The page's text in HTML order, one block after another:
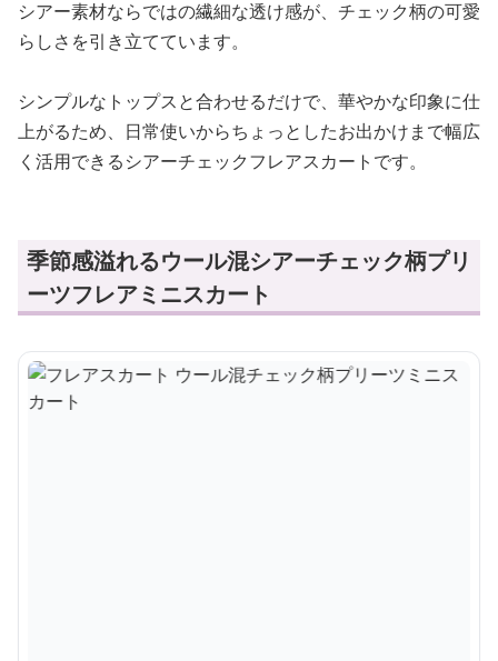
シアー素材ならではの繊細な透け感が、チェック柄の可愛
らしさを引き立てています。
シンプルなトップスと合わせるだけで、華やかな印象に仕
上がるため、日常使いからちょっとしたお出かけまで幅広
く活用できるシアーチェックフレアスカートです。
季節感溢れるウール混シアーチェック柄プリ
ーツフレアミニスカート